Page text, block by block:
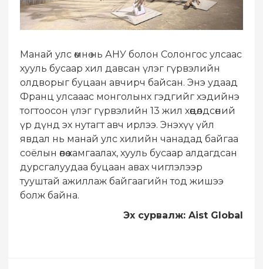
Манай улс өмнө нь АНУ болон Солонгос улсаас
хууль бусаар хил давсан үлэг гүрвэлийн
олдворыг буцаан авчирч байсан. Энэ удаад
Франц улсааас монголынх гэдгийг хэдийнэ
тогтоосон үлэг гүрвэлийн 13 жил хөөцөлдсөний
үр дүнд эх нутагт авч ирлээ. Энэхүү үйл
явдал нь манай улс хилийн чанадад байгаа
соёлын өвөө хамгаалах, хууль бусаар алдагдсан
дурсгалуудаа буцаан авах чиглэлээр
тууштай ажиллаж байгаагийн тод жишээ
болж байна.
Эх сурвалж: Aist Global